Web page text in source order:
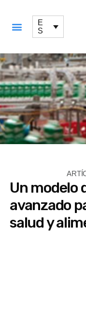
E
S
Un modelo
avanzado
salud y